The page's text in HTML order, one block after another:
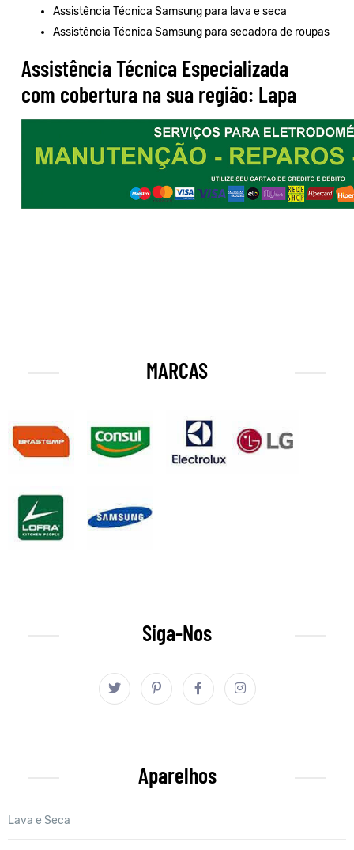
Assistência Técnica Samsung para lava e seca
Assistência Técnica Samsung para secadora de roupas
Assistência Técnica Especializada
com cobertura na sua região: Lapa
MARCAS
Siga-Nos
Aparelhos
Lava e Seca